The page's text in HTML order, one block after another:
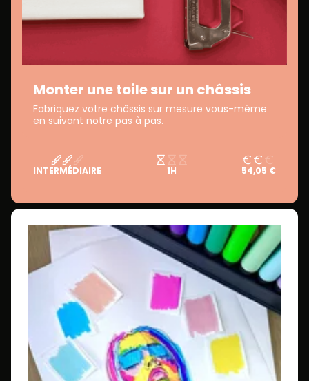
Monter une toile sur un châssis
Fabriquez votre châssis sur mesure vous-même
en suivant notre pas à pas.
INTERMÉDIAIRE 1H 54,05 €